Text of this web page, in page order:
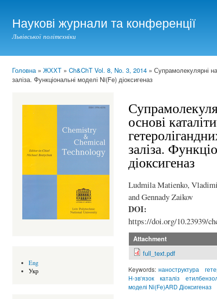
Наукові журнали та конференції
Львівської політехніки
You are here
Головна» ЖХХТ » Ch&ChT Vol. 8, No. 3, 2014 » Супрамолекулярні
заліза. Функціональні моделі Ni(Fe) діоксигеназ
Eng
Укр
основі
заліза.
діоксигеназ
Ludmila Matienko,
and Gennady Zaikov
DOI:
https://doi.org/10.23939/
Attachment
full_text.pdf
Keywords: наноструктура
Н-зв‘язок
каталіз
моделі Ni(Fe)ARD Діоксигеназ